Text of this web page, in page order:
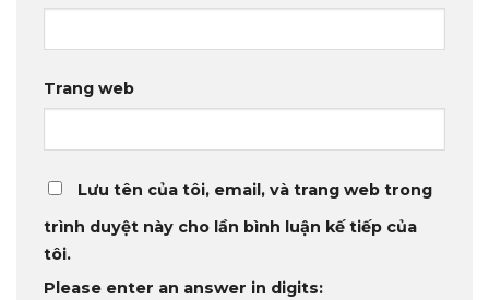
Trang web
Lưu tên của tôi, email, và trang web trong
trình duyệt này cho lần bình luận kế tiếp của
tôi.
Please enter an answer in digits: